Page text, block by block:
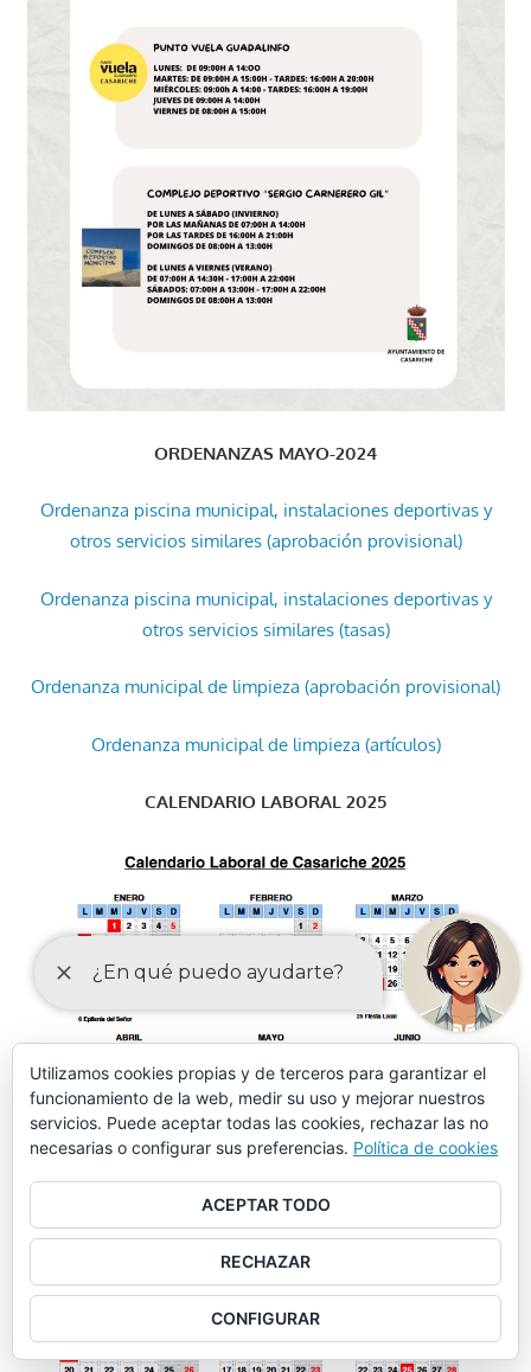
ORDENANZAS MAYO-2024
Ordenanza piscina municipal, instalaciones deportivas y
otros servicios similares (aprobación provisional)
Ordenanza piscina municipal, instalaciones deportivas y
otros servicios similares (tasas)
Ordenanza municipal de limpieza (aprobación provisional)
Ordenanza municipal de limpieza (artículos)
CALENDARIO LABORAL 2025
Utilizamos cookies propias y de terceros para garantizar el
funcionamiento de la web, medir su uso y mejorar nuestros
servicios. Puede aceptar todas las cookies, rechazar las no
necesarias o configurar sus preferencias. Política de cookies
ACEPTAR TODO
RECHAZAR
CONFIGURAR